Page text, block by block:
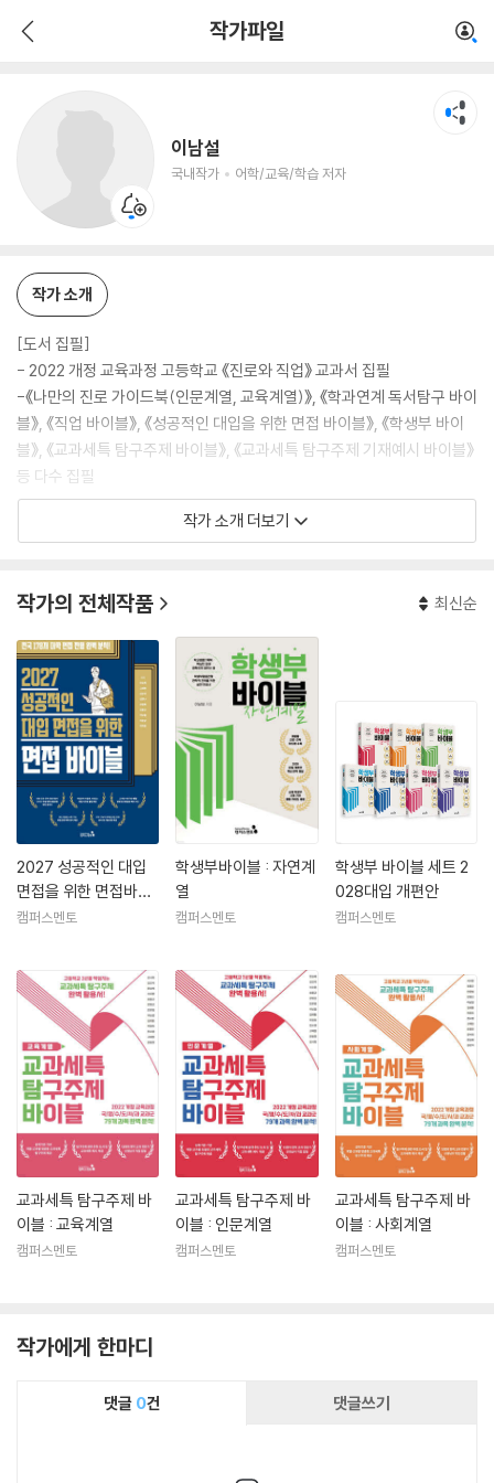
작가파일
이남설
국내작가 어학/교육/학습 저자
어학/교육/학습 저자
작가 소개
[도서 집필]
- 2022 개정 교육과정 고등학교 《진로와 직업》 교과서 집필
-《나만의 진로 가이드북(인문계열, 교육계열)》, 《학과연계 독서탐구 바이
블》, 《직업 바이블》, 《성공적인 대입을 위한 면접 바이블》, 《학생부 바이
블》, 《교과세특 탐구주제 바이블》, 《교과세특 탐구주제 기재예시 바이블》
등 다수 집필
-고등 진로 포트폴리오 <하이라이트> 개발
-〈나만의 진로가이드북 영상활용 워크북(고등학교용)〉 개발
- 과학교과 ICT 수업 온라인 프로그램 동영상 수업 활용 자료 개발
- 학생 과제연구와 연계된 ‘오픈소스 하드웨어 프로그램’ 개발
- ‘오픈하드웨어를 통한 자유학기제 융합프로그램’ 개발
[활동]
-주요 대학 교사 자문 위원, 한국교원연수원 고교학점제 대표 강사
-네이버 카페 ‘진로진학상담 무작정 따라하기’, ‘1만시간의법칙으로 명문
대학가기’ 운영자
-전> 고3 전국연합학력평가 출제 위원 및 검토위원
- 전> 경기도 안양과천교육지원청 부설영재교육원 지도교사
- 전> 경기도 중학교 과학실험 탐구토론대회 평가위원
- 전> 과학교사테마별 연수 및 STEAM 교육 기초 연수 강사
작가 소개 더보기
작가의 전체작품 최신순
2027 성공적인 대입
면접을 위한 면접바이
블
캠퍼스멘토
학생부바이블 : 자연계
열
캠퍼스멘토
학생부 바이블 세트 2
028대입 개편안
캠퍼스멘토
교과세특 탐구주제 바
이블 : 교육계열
캠퍼스멘토
교과세특 탐구주제 바
이블 : 인문계열
캠퍼스멘토
교과세특 탐구주제 바
이블 : 사회계열
캠퍼스멘토
작가에게 한마디
댓글 0건 댓글쓰기